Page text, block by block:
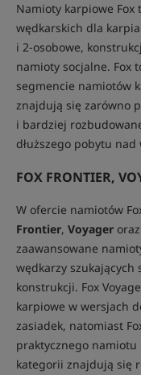
Namioty karpiowe
wędkarskich dla
i 2-osobowe,
namioty socjalne. Fox
segmencie namiotów
znajdują się zarówno
i bardziej
dłuższego pobytu nad
FOX FRONTIER,
W ofercie namiotów
Frontier, Voyager oraz
zaawansowane
wędkarzy
konstrukcji. Fox
karpiowe w wersjach
zasiadek, natomiast
praktycznego namiotu
kategorii znajdują się